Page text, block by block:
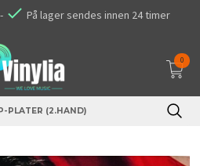
På lager sendes innen 24 timer
0
PLATER (2.HAND)